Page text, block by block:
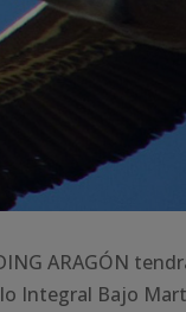
ARAGÓN
Integral Bajo